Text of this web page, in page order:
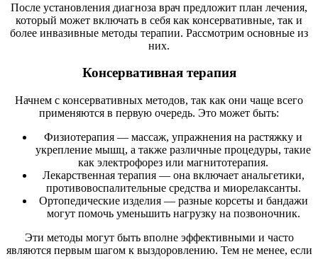
После установления диагноза врач предложит план лечения,
который может включать в себя как консервативные, так и
более инвазивные методы терапии. Рассмотрим основные из
них.
Консервативная терапия
Начнем с консервативных методов, так как они чаще всего
применяются в первую очередь. Это может быть:
Физиотерапия — массаж, упражнения на растяжку и
укрепление мышц, а также различные процедуры, такие
как электрофорез или магнитотерапия.
Лекарственная терапия — она включает анальгетики,
противовоспалительные средства и миорелаксанты.
Ортопедические изделия — разные корсеты и бандажи
могут помочь уменьшить нагрузку на позвоночник.
Эти методы могут быть вполне эффективными и часто
являются первым шагом к выздоровлению. Тем не менее, если